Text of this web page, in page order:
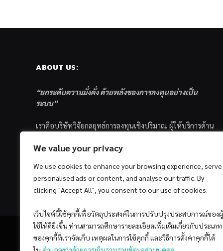
We value your privacy
We use cookies to enhance your browsing experience, serve
personalised ads or content, and analyse our traffic. By
clicking "Accept All", you consent to our use of cookies.
เว็บไซต์นี้ใช้คุกกี้เพื่อวัตถุประสงค์ในการปรับปรุงประสบการณ์ของผู้
ใช้ให้ดียิ่งขึ้น ท่านสามารถศึกษารายละเอียดเพิ่มเติมเกี่ยวกับประเภท
ของคุกกี้ที่เราจัดเก็บ เหตุผลในการใช้คุกกี้ และวิธีการตั้งค่าคุกกี้ได้
ABOUT US:
“ยกระดับความมั่งคั่ง ด้วยพลังของการลงทุนอย่างเป็น
ระบบ”
เราคือบริษัทวิจัยกลยุทธ์การลงทุนเชิงปริมาณ ผู้ให้บริการด้าน
ส่วนบุคคล ซึ่งมีเป้าหมายที่จะช่วยเหลือให้นักลงทุนไทย
ด้วยแนวคิดและกระบวนการลงทุนอย่างเป็นระบบแบบ
Quantitative & Systematic Investing